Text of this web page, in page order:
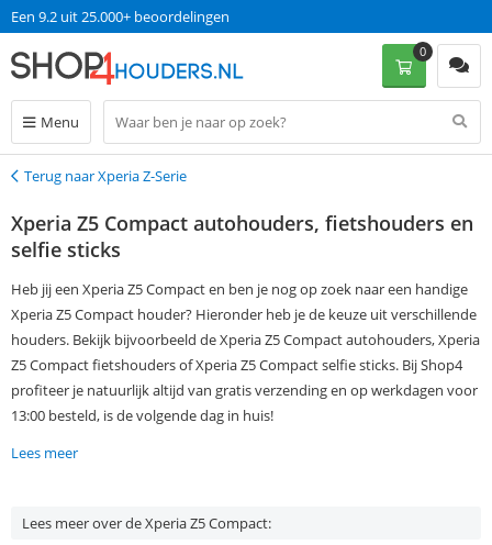
Een 9.2 uit 25.000+ beoordelingen
Menu
0
Terug
Terug naar Xperia Z-Serie
Xperia Z5 Compact autohouders, fietshouders en
selfie sticks
Heb jij een Xperia Z5 Compact en ben je nog op zoek naar een handige
Xperia Z5 Compact houder? Hieronder heb je de keuze uit verschillende
houders. Bekijk bijvoorbeeld de Xperia Z5 Compact autohouders, Xperia
Z5 Compact fietshouders of Xperia Z5 Compact selfie sticks. Bij Shop4
profiteer je natuurlijk altijd van gratis verzending en op werkdagen voor
13:00 besteld, is de volgende dag in huis!
Lees meer
Lees meer over de Xperia Z5 Compact: